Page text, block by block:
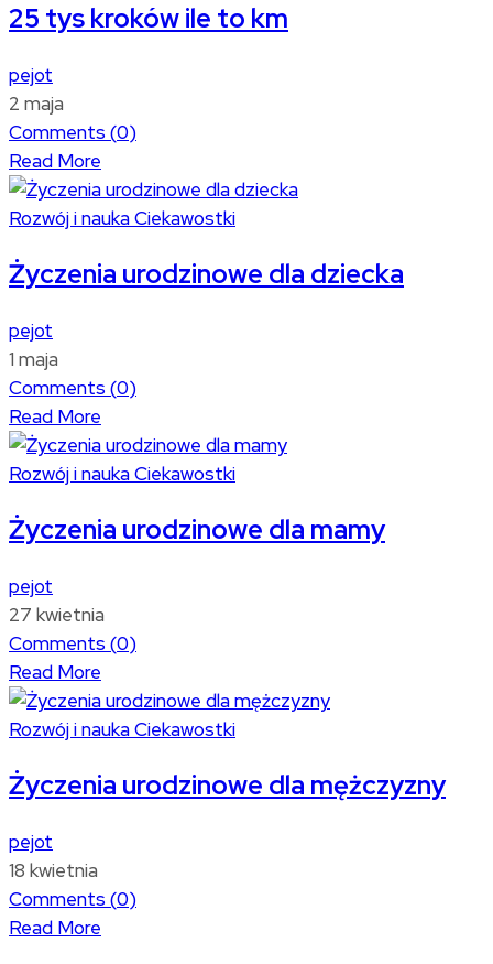
25 tys kroków ile to km
pejot
2 maja
Comments (0)
Read More
Rozwój i naukaCiekawostki
Życzenia urodzinowe dla dziecka
pejot
1 maja
Comments (0)
Read More
Rozwój i naukaCiekawostki
Życzenia urodzinowe dla mamy
pejot
27 kwietnia
Comments (0)
Read More
Rozwój i naukaCiekawostki
Życzenia urodzinowe dla mężczyzny
pejot
18 kwietnia
Comments (0)
Read More